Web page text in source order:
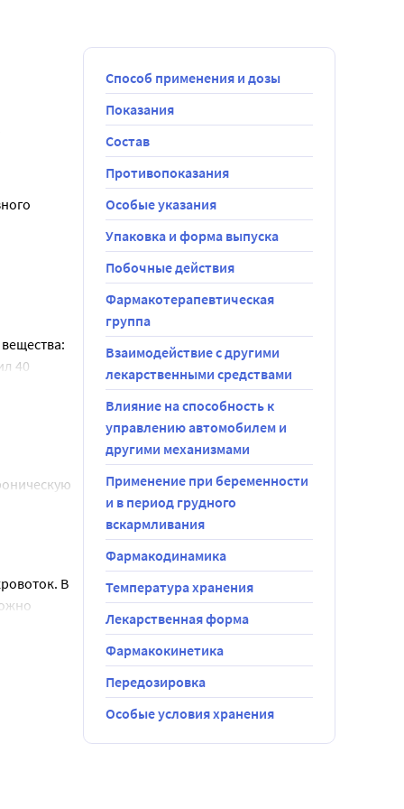
в
40
II
В
следует
с
Способ применения и дозы
Показания
Состав
Противопоказания
Особые указания
Упаковка и форма выпуска
Побочные действия
Фармакотерапевтическая
группа
Взаимодействие с другими
лекарственными средствами
Влияние на способность к
управлению автомобилем и
другими механизмами
Применение при беременности
и в период грудного
вскармливания
Фармакодинамика
Температура хранения
Лекарственная форма
Фармакокинетика
Передозировка
Особые условия хранения